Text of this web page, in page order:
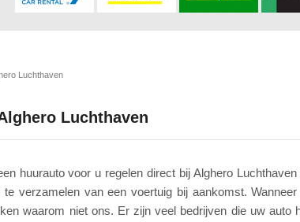
Luchthaven
Luchthaven
huurauto voor u regelen direct bij Alghero
verzamelen van een voertuig bij aankomst.
waarom niet ons. Er zijn veel bedrijven die uw auto